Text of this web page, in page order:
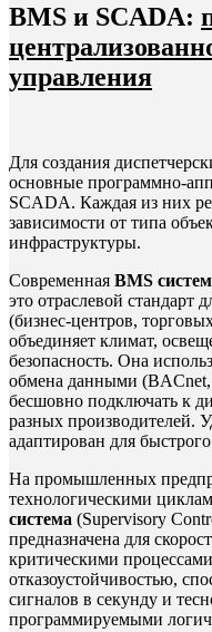
BMS и SCADA:
управления
Для создания
основные программно-
SCADA. Каждая из них
зависимости от типа
инфраструктуры.
Современная BMS
это отраслевой стандарт
(бизнес-центров,
объединяет климат,
безопасность. Она
обмена данными (BACnet,
бесшовно подключать к
разных производителей.
адаптирован для
На промышленных
технологическими
система (Supervisory
предназначена для
критическими
отказоустойчивостью,
сигналов в секунду и
программируемыми